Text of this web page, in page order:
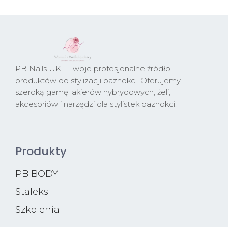
PB Nails UK – Twoje profesjonalne źródło
produktów do stylizacji paznokci. Oferujemy
szeroką gamę lakierów hybrydowych, żeli,
akcesoriów i narzędzi dla stylistek paznokci.
Produkty
PB BODY
Staleks
Szkolenia